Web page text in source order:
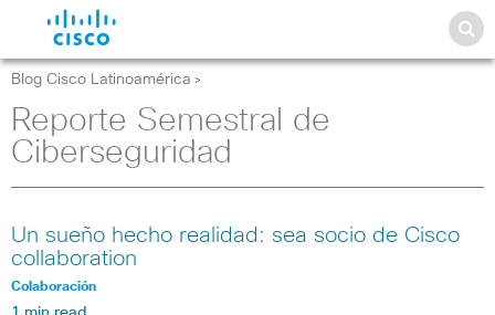
Blog Cisco Latinoamérica >
Reporte Semestral de
Ciberseguridad
Un sueño hecho realidad: sea socio de Cisco
collaboration
Colaboración